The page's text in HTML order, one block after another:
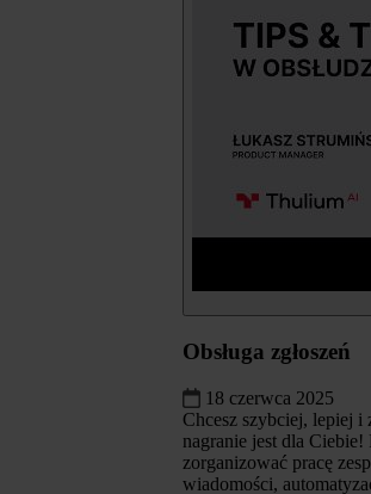
Obsługa zgłoszeń
18 czerwca 2025
Chcesz szybciej, lepiej i
nagranie jest dla
zorganizować pracę
wiadomości,